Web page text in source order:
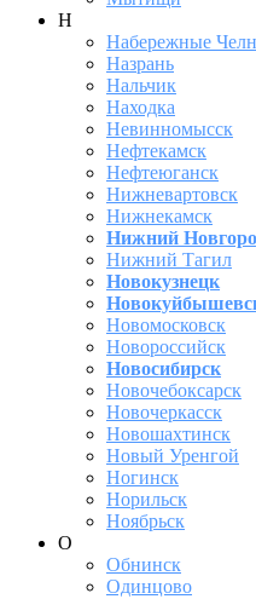
Н
Набережные
Назрань
Нальчик
Находка
Невинномысск
Нефтекамск
Нефтеюганск
Нижневартовск
Нижнекамск
Нижний
Нижний Тагил
Новокузнецк
Новомосковск
Новороссийск
Новосибирск
Новочебоксарск
Новочеркасск
Новошахтинск
Новый Уренгой
Ногинск
Норильск
Ноябрьск
О
Обнинск
Одинцово